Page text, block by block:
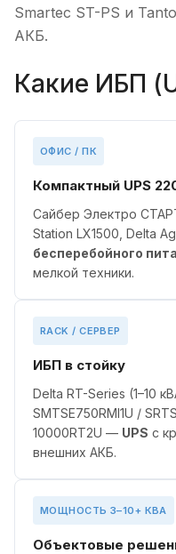
Smartec ST-PS и
АКБ.
Какие ИБП
ОФИС / ПК
Компактный UPS
Сайбер Электро
Station LX1500, Delta
бесперебойного
мелкой техники.
RACK / СЕРВЕР
ИБП в стойку
Delta RT-Series (1–10
SMTSE750RMI1U /
10000RT2U — UPS с
внешних АКБ.
МОЩНОСТЬ 3–10+ КВА
Объектовые